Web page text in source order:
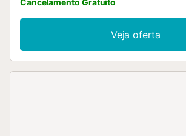
pode, portanto, acomodar 3 pessoas. As
adicionais incluem Wi-Fi, bem como uma
berço e uma cadeira alta também estão
alojamento não dispõe de: ar
de férias possui uma varanda privada
Veja oferta